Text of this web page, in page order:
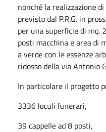
nonché la realizzazione
previsto dal P.R.G. in
per una superficie di mq.
posti macchina e area di
a verde con le essenze
ridosso della via Antonio
In particolare il progetto
3336 loculi funerari,
39 cappelle ad 8 posti,